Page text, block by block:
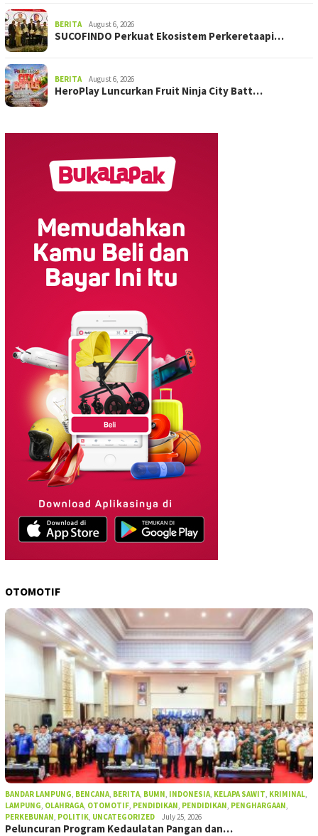
BERITA August 6, 2026
SUCOFINDO Perkuat Ekosistem Perkeretaapi…
BERITA August 6, 2026
HeroPlay Luncurkan Fruit Ninja City Batt…
OTOMOTIF
BANDAR LAMPUNG BENCANA BERITA BUMN INDONESIA KELAPA SAWIT KRIMINAL
LAMPUNG OLAHRAGA OTOMOTIF PENDIDIKAN PENDIDIKAN PENGHARGAAN
PERKEBUNAN POLITIK UNCATEGORIZED July 25, 2026
Peluncuran Program Kedaulatan Pangan dan…